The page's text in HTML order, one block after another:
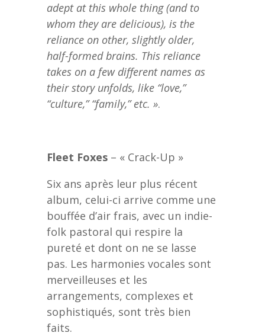
adept at this whole thing (and to
whom they are delicious), is the
reliance on other, slightly older,
half-formed brains. This reliance
takes on a few different names as
their story unfolds, like “love,”
“culture,” “family,” etc. ».
Fleet Foxes – « Crack-Up »
Six ans après leur plus récent
album, celui-ci arrive comme une
bouffée d’air frais, avec un indie-
folk pastoral qui respire la
pureté et dont on ne se lasse
pas. Les harmonies vocales sont
merveilleuses et les
arrangements, complexes et
sophistiqués, sont très bien
faits.